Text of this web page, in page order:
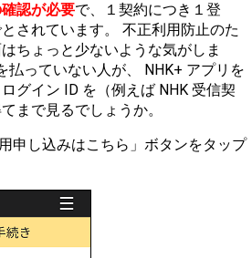
認が必要で、１契約につき１登
されています。 不正利用防止のた
ちょっと少ないような気がしま
払っていない人が、 NHK+ アプリを
グイン ID を（例えば NHK 受信契
まで見るでしょうか。
申し込みはこちら」ボタンをタップ